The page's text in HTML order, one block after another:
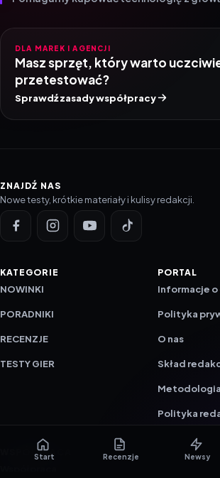
DLA MAREK I AGENCJI
Masz sprzęt, który warto
przetestować?
Sprawdź zasady współpracy
ZNAJDŹ NAS
Nowe testy, krótkie materiały i kulisy redakcji.
KATEGORIE
NOWINKI
PORADNIKI
RECENZJE
TESTY GIER
PORTAL
Informacje
Polityka
O nas
Skład
Metodologia
Polityka
WSPÓŁPRACA
Start Recenzje Newsy